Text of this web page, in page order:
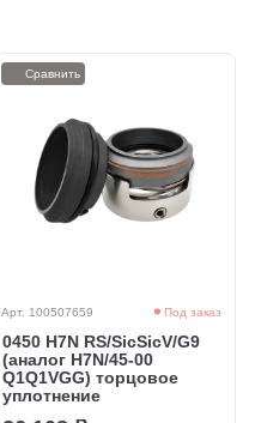
Арт. 100507659 Под заказ
0450 H7N RS/SicSicV/G9
(аналог H7N/45-00
Q1Q1VGG) торцовое
уплотнение
Сравнить